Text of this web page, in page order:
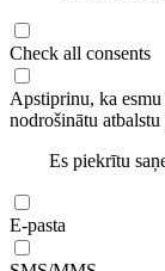
Check all consents
Apstiprinu, ka
nodrošinātu
Es piekrītu
E-pasta